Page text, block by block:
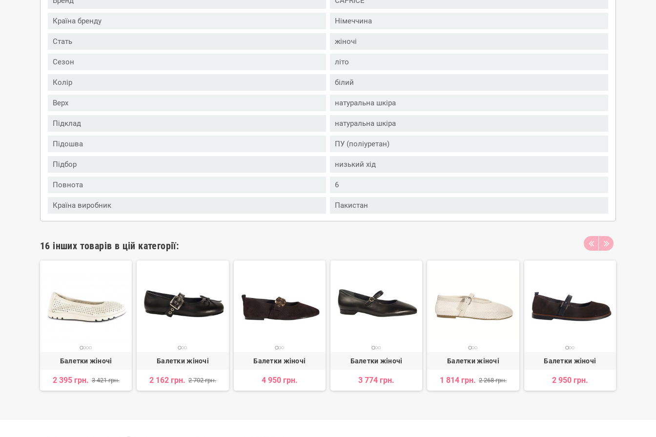
Країна бренду Німеччина
Стать жіночі
Сезон літо
Колір білий
Верх натуральна шкіра
Підклад натуральна шкіра
Підошва ПУ (поліуретан)
Підбор низький хід
Повнота 6
Країна виробник Пакистан
16 інших товарів в цій категорії:
Балетки жіночі
2 395 грн. 3 421 грн.
Балетки жіночі
2 162 грн. 2 702 грн.
Балетки жіночі
4 950 грн.
Балетки жіночі
3 774 грн.
Балетки жіночі
1 814 грн. 2 268 грн.
Балетки жіночі
2 950 грн.